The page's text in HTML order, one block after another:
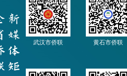
武汉市侨联 黄石市侨联